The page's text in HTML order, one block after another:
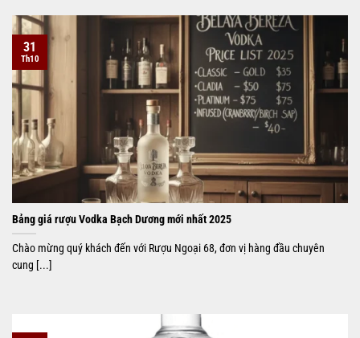
Bảng giá rượu Vodka Bạch Dương mới nhất 2025
Chào mừng quý khách đến với Rượu Ngoại 68, đơn vị hàng đầu chuyên
cung [...]
31
Th10